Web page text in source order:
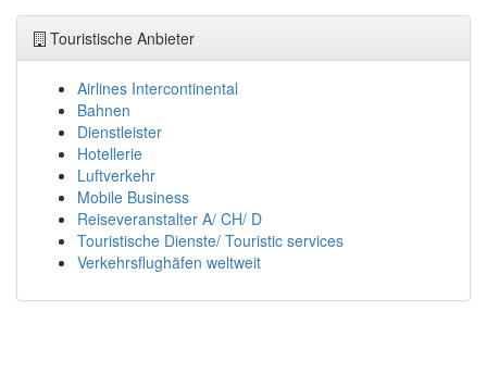
Touristische Anbieter
Airlines Intercontinental
Bahnen
Dienstleister
Hotellerie
Luftverkehr
Mobile Business
Reiseveranstalter A/ CH/ D
Touristische Dienste/ Touristic services
Verkehrsflughäfen weltweit